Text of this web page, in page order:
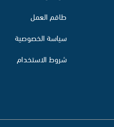
طاقم العمل
سياسة الخصوصية
شروط الاستخدام